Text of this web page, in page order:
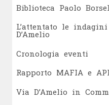
Biblioteca Paolo
L’attentato le
D’Amelio
Cronologia eventi
Rapporto MAFIA e
Via D’Amelio in